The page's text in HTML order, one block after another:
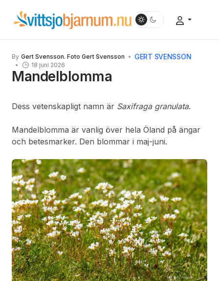
By Gert Svensson. Foto Gert Svensson GERT SVENSSON
18 juni 2026
Mandelblomma
Dess vetenskapligt namn är Saxifraga granulata.
Mandelblomma är vanlig över hela Öland på ängar
och betesmarker. Den blommar i maj-juni.